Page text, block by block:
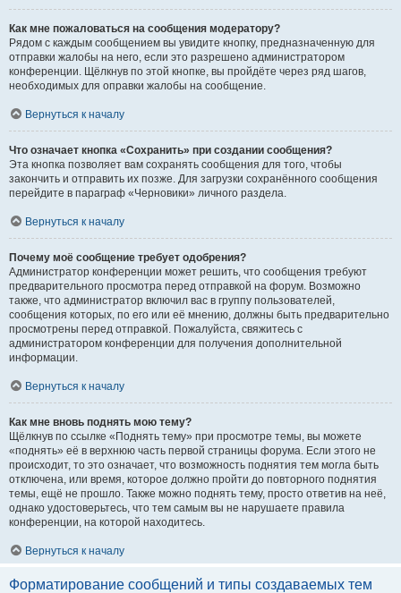
Как мне пожаловаться на сообщения модератору?
Рядом с каждым сообщением вы увидите кнопку, предназначенную для
отправки жалобы на него, если это разрешено администратором
конференции. Щёлкнув по этой кнопке, вы пройдёте через ряд шагов,
необходимых для оправки жалобы на сообщение.
Вернуться к началу
Что означает кнопка «Сохранить» при создании сообщения?
Эта кнопка позволяет вам сохранять сообщения для того, чтобы
закончить и отправить их позже. Для загрузки сохранённого сообщения
перейдите в параграф «Черновики» личного раздела.
Вернуться к началу
Почему моё сообщение требует одобрения?
Администратор конференции может решить, что сообщения требуют
предварительного просмотра перед отправкой на форум. Возможно
также, что администратор включил вас в группу пользователей,
сообщения которых, по его или её мнению, должны быть предварительно
просмотрены перед отправкой. Пожалуйста, свяжитесь с
администратором конференции для получения дополнительной
информации.
Вернуться к началу
Как мне вновь поднять мою тему?
Щёлкнув по ссылке «Поднять тему» при просмотре темы, вы можете
«поднять» её в верхнюю часть первой страницы форума. Если этого не
происходит, то это означает, что возможность поднятия тем могла быть
отключена, или время, которое должно пройти до повторного поднятия
темы, ещё не прошло. Также можно поднять тему, просто ответив на неё,
однако удостоверьтесь, что тем самым вы не нарушаете правила
конференции, на которой находитесь.
Вернуться к началу
Форматирование сообщений и типы создаваемых тем